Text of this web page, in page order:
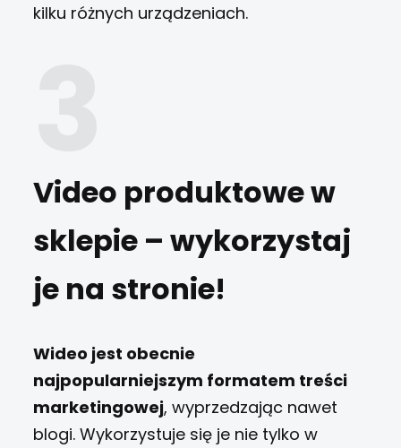
kilku różnych urządzeniach.
Video produktowe w
sklepie – wykorzystaj
je na stronie!
Wideo jest obecnie
najpopularniejszym formatem treści
marketingowej, wyprzedzając nawet
blogi. Wykorzystuje się je nie tylko w